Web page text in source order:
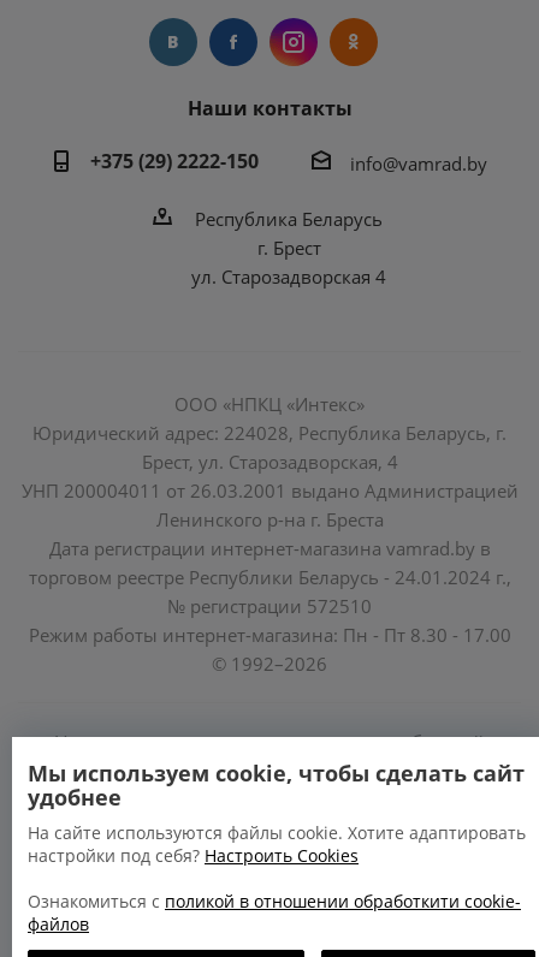
Наши контакты
+375 (29) 2222-150
info@vamrad.by
Республика Беларусь
г. Брест
ул. Старозадворская 4
ООО «НПКЦ «Интекс»
Юридический адрес: 224028, Республика Беларусь, г.
Брест, ул. Старозадворская, 4
УНП 200004011 от 26.03.2001 выдано Администрацией
Ленинского р-на г. Бреста
Дата регистрации интернет-магазина vamrad.by в
торговом реестре Республики Беларусь - 24.01.2024 г.,
№ регистрации 572510
Режим работы интернет-магазина: Пн - Пт 8.30 - 17.00
© 1992–2026
Уполномоченные по защите прав потребителей
облисполкомов, Минского горисполкома:
https://www.mart.gov.by/activity/zashchita-prav-
potrebiteley/
БРЕСТСКАЯ ОБЛАСТЬ тел. (80162) 26 97 69;
Мы используем cookie, чтобы сделать сайт
удобнее
На сайте используются файлы cookie. Хотите адаптировать
настройки под себя? Настроить Cookies
Ознакомиться с поликой в отношении обработкити cookie-
файлов